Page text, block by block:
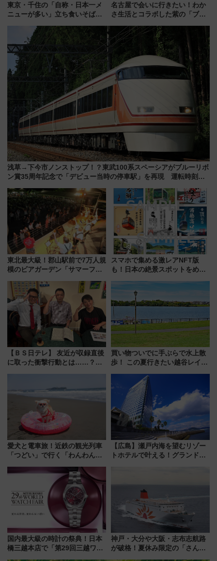
東京・千住の「自称・日本一メ
ニューが多い」立ち食いそば屋
地のふらっと立ち食いそば』
7/27夜10時～放送
名古屋で会いに行きたい！わか
さ生活とコラボした紫の「ブル
浅草→下今市ノンストップ！？東武100系スペーシアがブルーリボ
ン賞35周年記念で「デビュー当時の停車駅」を再現 運転時刻や
東北最大級！郡山駅前で7万人規
模のビアガーデン「サマーフェ
7/24-26開催！ 有料席はJRE
MALLで予約可能
スマホで集める激レアNFT版
も！日本の絶景スポットをめぐ
ん)」企画がスタート
【ＢＳ日テレ】 友近が収録直後
に取った衝撃行動とは……？
買い物ついでに手ぶらで水上散
歩！ この夏行きたい越谷レイク
ア「LAKESIDE PARK」（埼玉
県越谷市）
愛犬と電車旅！近鉄の観光列車
「つどい」で行く「わんわん列
める日帰りツアー
【広島】瀬戸内海を望むリゾー
トホテルで叶える！グランドプ
国内最大級の時計の祭典！日本
橋三越本店で「第29回三越ワー
神戸・大分や大阪・志布志航路
が破格！夏休み限定の「さんふ